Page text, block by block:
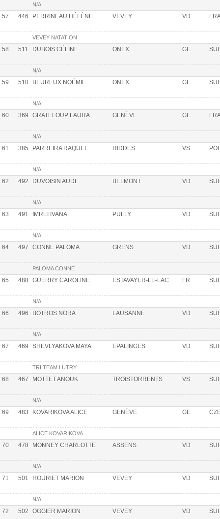
N/A
57 446 PERRINEAU HÉLÈNE VEVEY VD
VEVEY NATATION
58 511 DUBOIS CÉLINE ONEX GE SUI
N/A
59 510 BEUREUX NOÉMIE ONEX GE SUI
N/A
60 369 GRATELOUP LAURA GENÈVE GE
N/A
61 385 PARREIRA RAQUEL RIDDES VS
N/A
62 492 DUVOISIN AUDE BELMONT VD SUI
N/A
63 491 IMREI IVANA PULLY VD SUI
N/A
64 497 CONNE PALOMA GRENS VD SUI
PALOMA CONNE
65 488 GUERRY CAROLINE ESTAVAYER-LE-LAC FR SUI
N/A
66 496 BOTROS NORA LAUSANNE VD SUI
N/A
67 469 SHEVLYAKOVA MAYA EPALINGES VD SUI
TRI TEAM LUTRY
68 467 MOTTET ANOUK TROISTORRENTS VS SUI
N/A
69 483 KOVARIKOVA ALICE GENÈVE GE
ALICE KOVARIKOVA
70 478 MONNEY CHARLOTTE ASSENS VD SUI
N/A
71 501 HOURIET MARION VEVEY VD SUI
N/A
72 502 OGGIER MARION VEVEY VD SUI